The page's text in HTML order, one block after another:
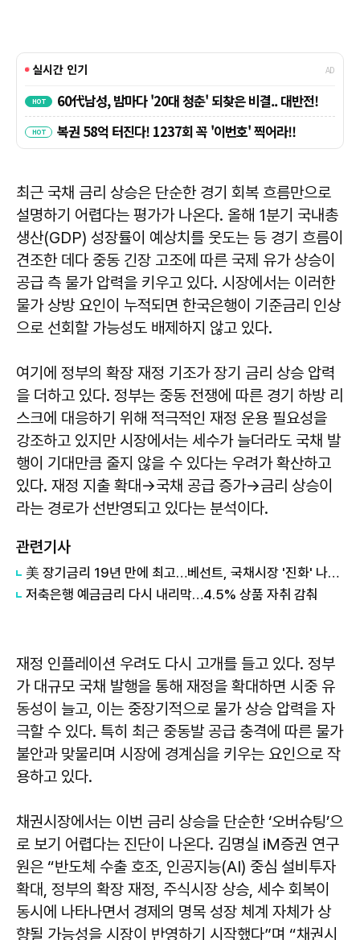
최근 국채 금리 상승은 단순한 경기 회복 흐름만으로
설명하기 어렵다는 평가가 나온다. 올해 1분기 국내총
생산(GDP) 성장률이 예상치를 웃도는 등 경기 흐름이
견조한 데다 중동 긴장 고조에 따른 국제 유가 상승이
공급 측 물가 압력을 키우고 있다. 시장에서는 이러한
물가 상방 요인이 누적되면 한국은행이 기준금리 인상
으로 선회할 가능성도 배제하지 않고 있다.
여기에 정부의 확장 재정 기조가 장기 금리 상승 압력
을 더하고 있다. 정부는 중동 전쟁에 따른 경기 하방 리
스크에 대응하기 위해 적극적인 재정 운용 필요성을
강조하고 있지만 시장에서는 세수가 늘더라도 국채 발
행이 기대만큼 줄지 않을 수 있다는 우려가 확산하고
있다. 재정 지출 확대→국채 공급 증가→금리 상승이
라는 경로가 선반영되고 있다는 분석이다.
관련기사
美 장기금리 19년 만에 최고…베선트, 국채시장 '진화' 나섰다
저축은행 예금금리 다시 내리막…4.5% 상품 자취 감춰
재정 인플레이션 우려도 다시 고개를 들고 있다. 정부
가 대규모 국채 발행을 통해 재정을 확대하면 시중 유
동성이 늘고, 이는 중장기적으로 물가 상승 압력을 자
극할 수 있다. 특히 최근 중동발 공급 충격에 따른 물가
불안과 맞물리며 시장에 경계심을 키우는 요인으로 작
용하고 있다.
채권시장에서는 이번 금리 상승을 단순한 ‘오버슈팅’으
로 보기 어렵다는 진단이 나온다. 김명실 iM증권 연구
원은 “반도체 수출 호조, 인공지능(AI) 중심 설비투자
확대, 정부의 확장 재정, 주식시장 상승, 세수 회복이
동시에 나타나면서 경제의 명목 성장 체계 자체가 상
향될 가능성을 시장이 반영하기 시작했다”며 “채권시